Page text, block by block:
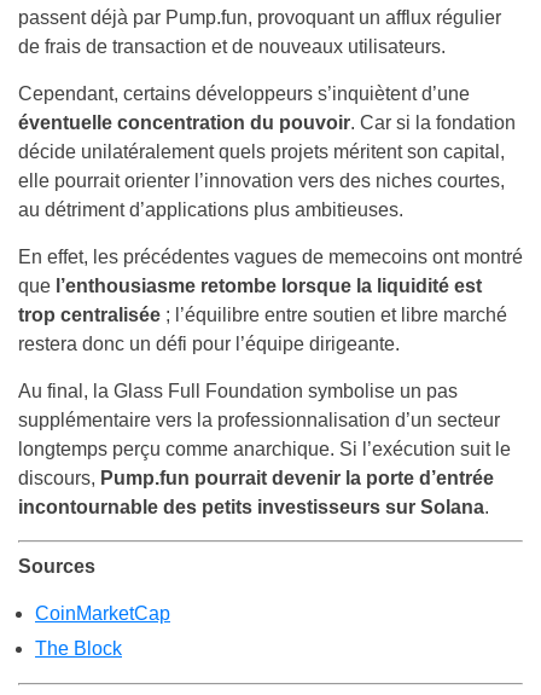
passent déjà par Pump.fun, provoquant un afflux régulier
de frais de transaction et de nouveaux utilisateurs.
Cependant, certains développeurs s’inquiètent d’une
éventuelle concentration du pouvoir. Car si la fondation
décide unilatéralement quels projets méritent son capital,
elle pourrait orienter l’innovation vers des niches courtes,
au détriment d’applications plus ambitieuses.
En effet, les précédentes vagues de memecoins ont montré
que l’enthousiasme retombe lorsque la liquidité est
trop centralisée ; l’équilibre entre soutien et libre marché
restera donc un défi pour l’équipe dirigeante.
Au final, la Glass Full Foundation symbolise un pas
supplémentaire vers la professionnalisation d’un secteur
longtemps perçu comme anarchique. Si l’exécution suit le
discours, Pump.fun pourrait devenir la porte d’entrée
incontournable des petits investisseurs sur Solana.
Sources
CoinMarketCap
The Block